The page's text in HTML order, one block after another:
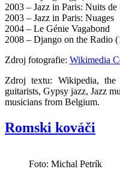
2003 – Jazz in Paris: Nuits
2003 – Jazz in Paris: Nuages
2004 – Le Génie Vagabond
2008 – Django on the Radio
Zdroj fotografie: Wikimedia
Zdroj textu: Wikipedia, the
guitarists, Gypsy jazz, Jazz
musicians from Belgium.
Romski kováči
Foto: Michal Petrík